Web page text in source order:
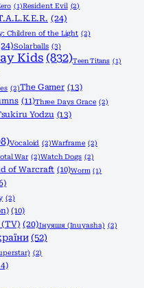
(1)Resident Evil (2)
(24)
Children of the Light (2)
Solarballs (3)
Kids (832)Teen Titans (1)
(2)The Gamer (13)
(11)Three Days Grace (2)
Yodzu (13)
Vocaloid (2)Warframe (2)
War (2)Watch Dogs (2)
of Warcraft (10)Worm (1)
(2)
(10)
(TV) (20)Інуяшя (Inuyasha) (2)
(52)
(2)